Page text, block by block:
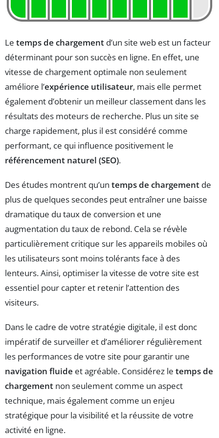
Le temps de chargement d’un site web est un facteur
déterminant pour son succès en ligne. En effet, une
vitesse de chargement optimale non seulement
améliore l’expérience utilisateur, mais elle permet
également d’obtenir un meilleur classement dans les
résultats des moteurs de recherche. Plus un site se
charge rapidement, plus il est considéré comme
performant, ce qui influence positivement le
référencement naturel (SEO).
Des études montrent qu’un temps de chargement de
plus de quelques secondes peut entraîner une baisse
dramatique du taux de conversion et une
augmentation du taux de rebond. Cela se révèle
particulièrement critique sur les appareils mobiles où
les utilisateurs sont moins tolérants face à des
lenteurs. Ainsi, optimiser la vitesse de votre site est
essentiel pour capter et retenir l’attention des
visiteurs.
Dans le cadre de votre stratégie digitale, il est donc
impératif de surveiller et d’améliorer régulièrement
les performances de votre site pour garantir une
navigation fluide et agréable. Considérez le temps de
chargement non seulement comme un aspect
technique, mais également comme un enjeu
stratégique pour la visibilité et la réussite de votre
activité en ligne.